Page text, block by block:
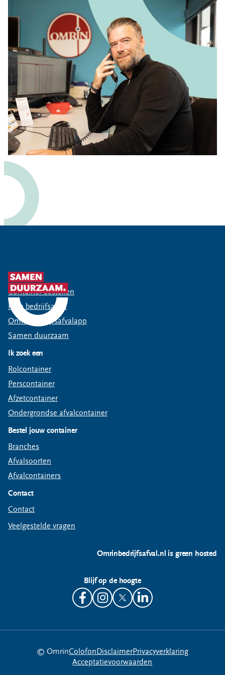
Snel naar
Container bestellen
Mijn bedrijfsafval
Omrin Bedrijfsafvalapp
Samen duurzaam
Ik zoek een
Rolcontainer
Perscontainer
Afzetcontainer
Ondergrondse afvalcontainer
Bestel jouw container
Branches
Afvalsoorten
Afvalcontainers
Contact
Contact
Veelgestelde vragen
Omrinbedrijfsafval.nl is green hosted
Blijf op de hoogte
© OmrinColofonDisclaimerPrivacyverklaring
Acceptatievoorwaarden